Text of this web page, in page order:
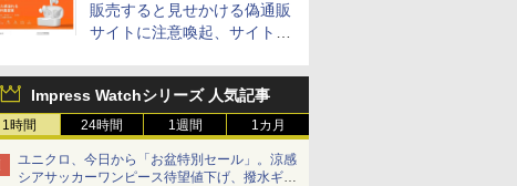
販売すると見せかける偽通販
サイトに注意喚起、サイト名
Impress Watchシリーズ 人気記事
1時間 24時間 1週間 1カ月
ユニクロ、今日から「お盆特別セール」。涼感
シアサッカーワンピース待望値下げ、撥水ギア